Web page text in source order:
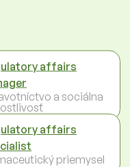
affairs
a sociálna
affairs
priemysel